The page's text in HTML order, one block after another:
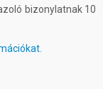
bizonylatnak 10